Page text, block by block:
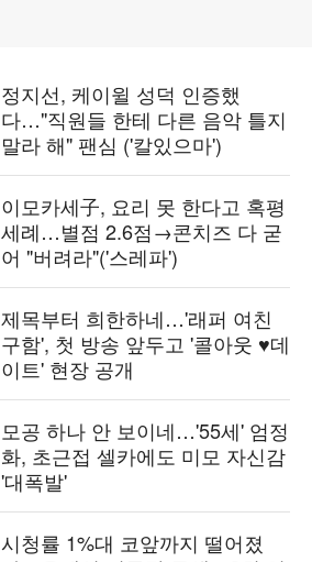
정지선, 케이윌 성덕 인증했
다…"직원들 한테 다른 음악 틀지
말라 해" 팬심 ('칼있으마')
이모카세子, 요리 못 한다고 혹평
세례…별점 2.6점→콘치즈 다 굳
어 "버려라"('스레파')
제목부터 희한하네…'래퍼 여친
구함', 첫 방송 앞두고 '콜아웃 ♥데
이트' 현장 공개
모공 하나 안 보이네…'55세' 엄정
화, 초근접 셀카에도 미모 자신감
'대폭발'
시청률 1%대 코앞까지 떨어졌